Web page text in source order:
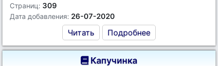
Страниц: 309
Дата добавления: 26-07-2020
Читать Подробнее
Капучинка